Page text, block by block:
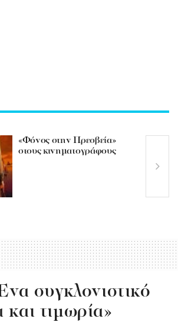
«Φόνος στην Πρεσβεία»
στους κινηματογράφους
συγκλονιστικό
τιμωρία»